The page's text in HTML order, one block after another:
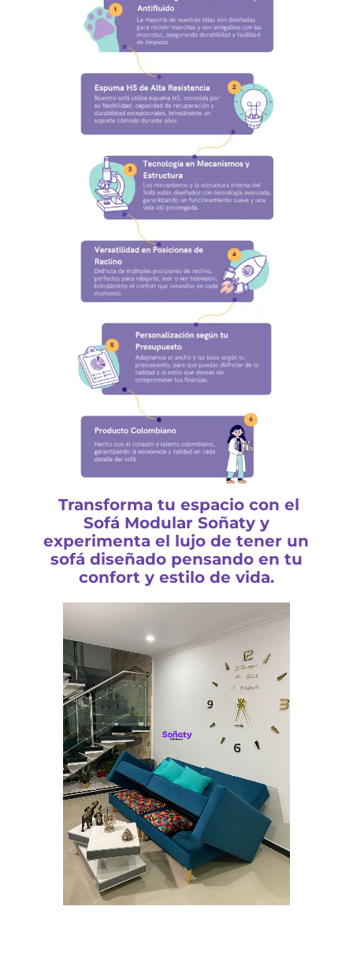
Transforma tu espacio con el
Sofá Modular Soñaty y
experimenta el lujo de tener un
sofá diseñado pensando en tu
confort y estilo de vida.